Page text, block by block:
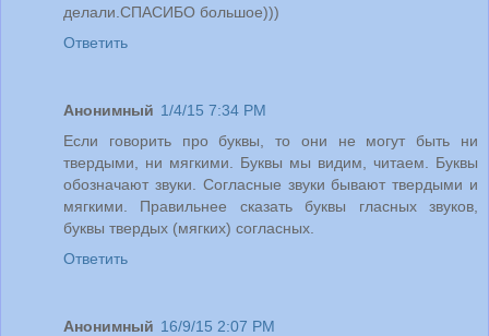
делали.СПАСИБО большое)))
Ответить
Анонимный 1/4/15 7:34 PM
Если говорить про буквы, то они не могут быть ни
твердыми, ни мягкими. Буквы мы видим, читаем. Буквы
обозначают звуки. Согласные звуки бывают твердыми и
мягкими. Правильнее сказать буквы гласных звуков,
буквы твердых (мягких) согласных.
Ответить
Анонимный 16/9/15 2:07 PM